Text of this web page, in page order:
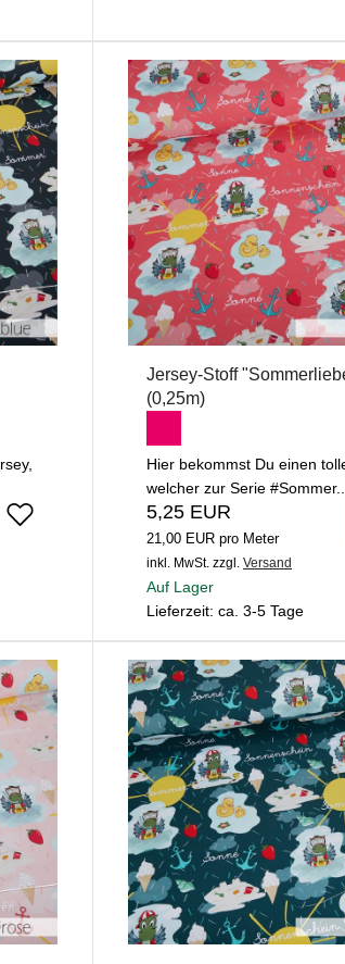
Jersey-Stoff
(0,25m)
Hier bekommst Du einen
welcher zur Serie #Sommer...
5,25 EUR
21,00 EUR pro Meter
inkl. MwSt. zzgl. Versand
Auf Lager
Lieferzeit: ca. 3-5 Tage